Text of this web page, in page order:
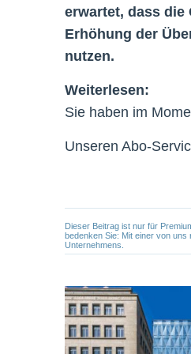
erwartet, dass
Erhöhung der
nutzen.
Weiterlesen:
Sie haben im
Unseren Abo-
Dieser Beitrag ist nur für
bedenken Sie: Mit einer von
Unternehmens.